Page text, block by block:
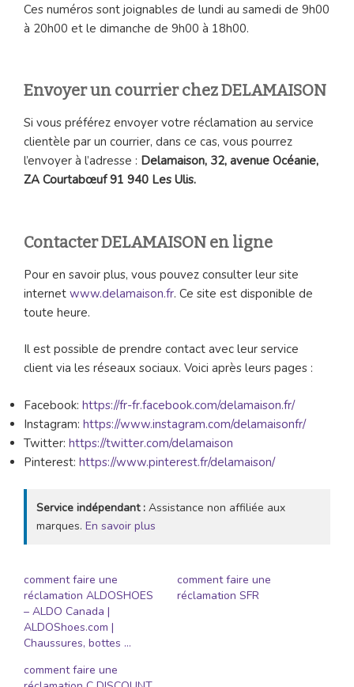
Ces numéros sont joignables de lundi au samedi de 9h00
à 20h00 et le dimanche de 9h00 à 18h00.
Envoyer un courrier chez DELAMAISON
Si vous préférez envoyer votre réclamation au service
clientèle par un courrier, dans ce cas, vous pourrez
l’envoyer à l’adresse : Delamaison, 32, avenue Océanie,
ZA Courtabœuf 91 940 Les Ulis.
Contacter DELAMAISON en ligne
Pour en savoir plus, vous pouvez consulter leur site
internet www.delamaison.fr. Ce site est disponible de
toute heure.
Il est possible de prendre contact avec leur service
client via les réseaux sociaux. Voici après leurs pages :
Facebook: https://fr-fr.facebook.com/delamaison.fr/
Instagram: https://www.instagram.com/delamaisonfr/
Twitter: https://twitter.com/delamaison
Pinterest: https://www.pinterest.fr/delamaison/
Service indépendant : Assistance non affiliée aux
marques. En savoir plus
comment faire une
réclamation ALDOSHOES
– ALDO Canada |
ALDOShoes.com |
Chaussures, bottes …
comment faire une
réclamation SFR
comment faire une